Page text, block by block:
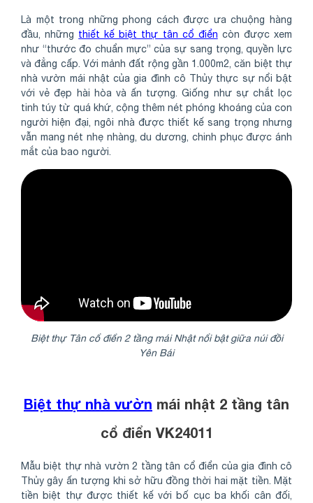
Là một trong những phong cách được ưa chuộng hàng
đầu, những thiết kế biệt thự tân cổ điển còn được xem
như “thước đo chuẩn mực” của sự sang trọng, quyền lực
và đẳng cấp. Với mảnh đất rộng gần 1.000m2, căn biệt thự
nhà vườn mái nhật của gia đình cô Thủy thực sự nổi bật
với vẻ đẹp hài hòa và ấn tượng. Giống như sự chắt lọc
tinh túy từ quá khứ, cộng thêm nét phóng khoáng của con
người hiện đại, ngôi nhà được thiết kế sang trọng nhưng
vẫn mang nét nhẹ nhàng, du dương, chinh phục được ánh
mắt của bao người.
Biệt thự Tân cổ điển 2 tầng mái Nhật nổi bật giữa núi đồi
Yên Bái
Biệt thự nhà vườn mái nhật 2 tầng tân
cổ điển VK24011
Mẫu biệt thự nhà vườn 2 tầng tân cổ điển của gia đình cô
Thủy gây ấn tượng khi sở hữu đồng thời hai mặt tiền. Mặt
tiền biệt thự được thiết kế với bố cục ba khối cân đối,